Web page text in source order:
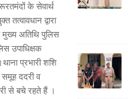
के सेवार्थ
द्वारा
मुख्य अतिथि पुलिस
उपाधिक्षक
प्रभारी शशि
ददरी व
से बचे रहते हैं ।